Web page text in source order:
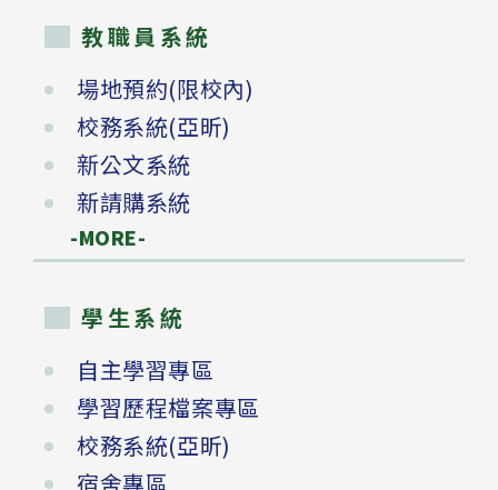
教職員系統
場地預約(限校內)
校務系統(亞昕)
新公文系統
新請購系統
-MORE-
學生系統
自主學習專區
學習歷程檔案專區
校務系統(亞昕)
宿舍專區